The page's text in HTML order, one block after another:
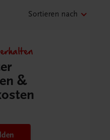
Sortieren nach
&